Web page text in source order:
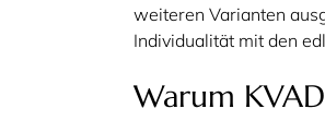
weiteren Varianten
Individualität mit den
Warum